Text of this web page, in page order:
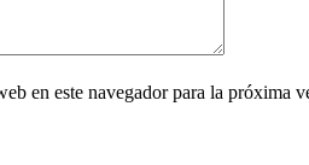
en este navegador para la próxima